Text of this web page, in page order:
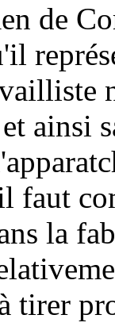
de
ainsi
faut
la
tirer